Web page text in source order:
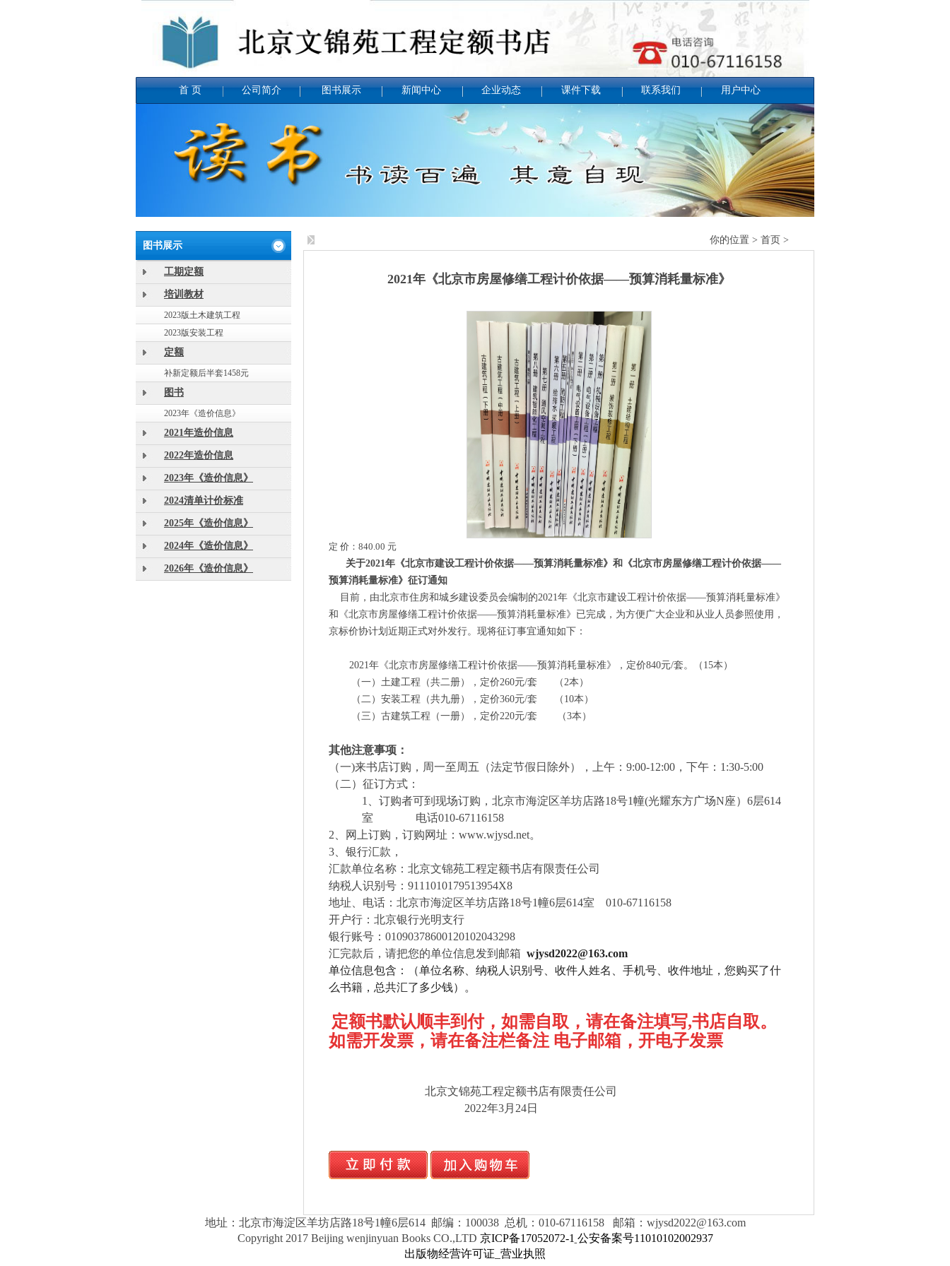
首 页 公司简介 图书展示 新闻中心 企业动态 课件下载 联系我们 用户中心
图书展示
工期定额
培训教材
2023版土木建筑工程
2023版安装工程
定额
补新定额后半套1458元
图书
2023年《造价信息》
2021年造价信息
2022年造价信息
2023年《造价信息》
2024清单计价标准
2025年《造价信息》
2024年《造价信息》
2026年《造价信息》
你的位置 > 首页 >
2021年《北京市房屋修缮工程计价依据——预算消耗量标准》
定 价： 840.00 元
关于2021年《北京市建设工程计价依据——预算消耗量标准》 和 《北京市房屋修缮工程计价依据——
预算消耗量标准》 征订通知
目前，由北京市住房和城乡建设委员会编制的2021年《北京市建设工程计价依据——预算消耗量标准》
和《北京市房屋修缮工程计价依据——预算消耗量标准》已完成，为方便广大企业和从业人员参照使用，
京标价协计划近期正式对外发行。现将征订事宜通知如下：
2021年《北京市房屋修缮工程计价依据——预算消耗量标准》 ，定价840元/套。（15本）
（一） 土建工程（共二册），定价260元/套 （2本）
（二） 安装工程（共九册），定价360元/套 （10本）
（三） 古建筑工程（一册），定价220元/套 （3本）
其他注意事项：
（一)来书店订购，周一至周五（法定节假日除外），上午：9:00-12:00，下午：1:30-5:00
（二）征订方式：
1、订购者可到现场订购，北京市海淀区羊坊店路18号1幢(光耀东方广场N座）6层614
室 电话010-67116158
2、网上订购，订购网址：www.wjysd.net。
3、银行汇款，
汇款单位名称：北京文锦苑工程定额书店有限责任公司
纳税人识别号： 9111010179513954X8
地址、电话：北京市海淀区羊坊店路18号1幢6层614室 010-67116158
开户行：北京银行光明支行
银行账号： 01090378600120102043298
汇完款后， 请把您的单位信息发到邮箱 wjysd2022@163.com
单位信息包含：（单位名称、纳税人识别号、收件人 姓名、手机号、收件地址，您购买了什
么书籍，总共汇了多少钱）。
定额书默认顺丰到付，如需自取，请在备注填写,书店自取。
如需开发票，请在备注栏备注 电子邮箱，开电子发票
北京文锦苑工程定额书店有限责任公司
2022年3月24日
地址：北京市海淀区羊坊店路18号1幢6层614 邮编：100038 总机：010-67116158 邮箱：wjysd2022@163.com
Copyright 2017 Beijing wenjinyuan Books CO.,LTD 京ICP备17052072-1 公安备案号11010102002937
出版物经营许可证 营业执照